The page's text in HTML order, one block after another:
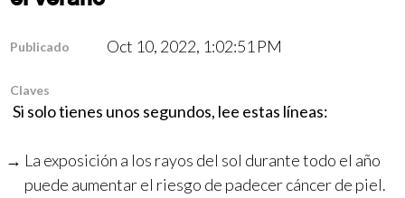
Publicado Oct 10, 2022, 1:02:51 PM
Claves
Si solo tienes unos segundos, lee estas líneas:
La exposición a los rayos del sol durante todo el año
puede aumentar el riesgo de padecer cáncer de piel.